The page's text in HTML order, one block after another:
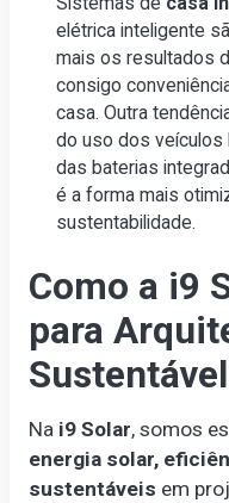
elétrica inteligente
mais os resultados
consigo
casa. Outra
do uso dos veículos
das baterias
é a forma mais
sustentabilidade.
Como a i9
para
Na i9 Solar, somos
energia solar,
sustentáveis em